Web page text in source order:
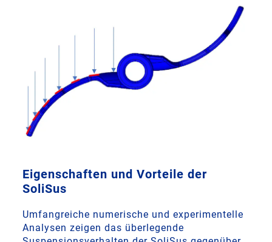
Eigenschaften und Vorteile der
SoliSus
Umfangreiche numerische und experimentelle
Analysen zeigen das überlegende